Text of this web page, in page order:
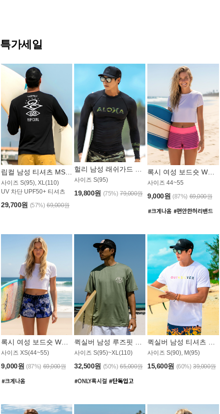
특가세일
사이즈 S(95), XL(110)
UV 차단 UPF50+ 티셔츠
29,700원 (57%) 69,000원
사이즈 S(95)
19,800원 (75%) 79,000원
사이즈 44~55
9,000원 (87%) 69,000원
사이즈 XS(44~55)
9,000원 (87%) 69,000원
사이즈 S(95)~XL(110)
32,500원 (50%) 65,000원
사이즈 S(90), M(95)
15,600원 (60%) 39,000원